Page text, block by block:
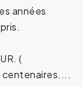
années
(
centenaires....